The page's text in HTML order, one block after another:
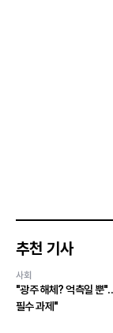
추천 기사
사회
"광주 해체? 억측일 뿐
필수 과제"